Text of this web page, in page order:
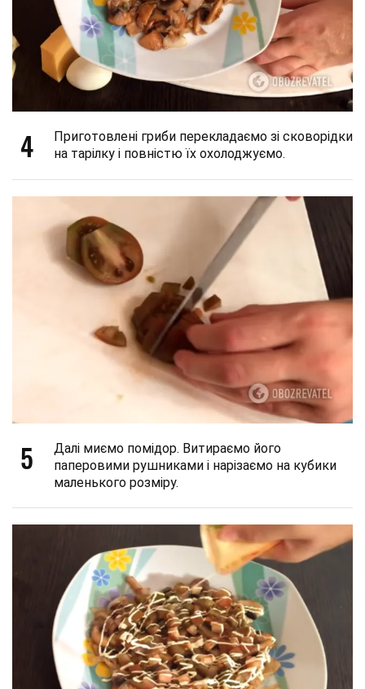
4
Приготовлені гриби перекладаємо зі сковорідки
на тарілку і повністю їх охолоджуємо.
5
Далі миємо помідор. Витираємо його
паперовими рушниками і нарізаємо на кубики
маленького розміру.